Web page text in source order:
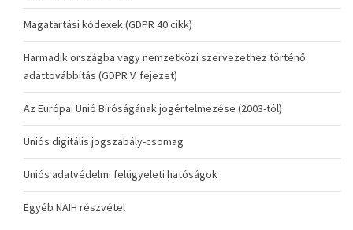
Magatartási kódexek (GDPR 40.cikk)
Harmadik országba vagy nemzetközi szervezethez történő
adattovábbítás (GDPR V. fejezet)
Az Európai Unió Bíróságának jogértelmezése (2003-tól)
Uniós digitális jogszabály-csomag
Uniós adatvédelmi felügyeleti hatóságok
Egyéb NAIH részvétel